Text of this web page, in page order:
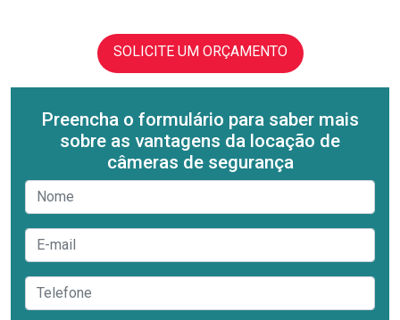
SOLICITE UM ORÇAMENTO
Preencha o formulário para saber mais
sobre as vantagens da locação de
câmeras de segurança